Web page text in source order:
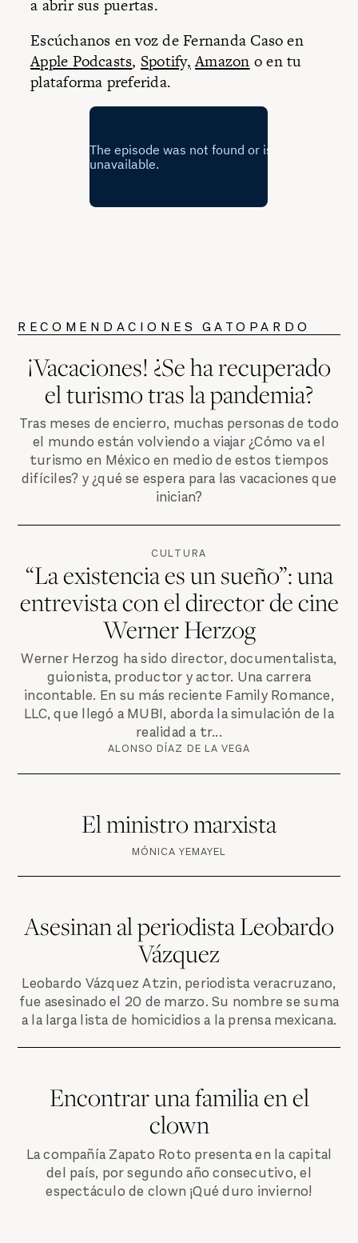
a abrir sus puertas.
Escúchanos en voz de Fernanda Caso en
Apple Podcasts, Spotify, Amazon o en tu
plataforma preferida.
RECOMENDACIONES GATOPARDO
¡Vacaciones! ¿Se ha recuperado
el turismo tras la pandemia?
Tras meses de encierro, muchas personas de todo
el mundo están volviendo a viajar ¿Cómo va el
turismo en México en medio de estos tiempos
difíciles? y ¿qué se espera para las vacaciones que
inician?
CULTURA
“La existencia es un sueño”: una
entrevista con el director de cine
Werner Herzog
Werner Herzog ha sido director, documentalista,
guionista, productor y actor. Una carrera
incontable. En su más reciente Family Romance,
LLC, que llegó a MUBI, aborda la simulación de la
realidad a tr...
ALONSO DÍAZ DE LA VEGA
El ministro marxista
MÓNICA YEMAYEL
Asesinan al periodista Leobardo
Vázquez
Leobardo Vázquez Atzin, periodista veracruzano,
fue asesinado el 20 de marzo. Su nombre se suma
a la larga lista de homicidios a la prensa mexicana.
Encontrar una familia en el
clown
La compañía Zapato Roto presenta en la capital
del país, por segundo año consecutivo, el
espectáculo de clown ¡Qué duro invierno!